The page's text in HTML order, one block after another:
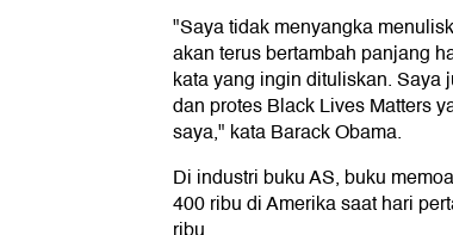
"Saya tidak menyangka
akan terus bertambah panjang
kata yang ingin dituliskan. Saya
dan protes Black Lives Matters
saya," kata Barack Obama.
Di industri buku AS, buku
400 ribu di Amerika saat hari